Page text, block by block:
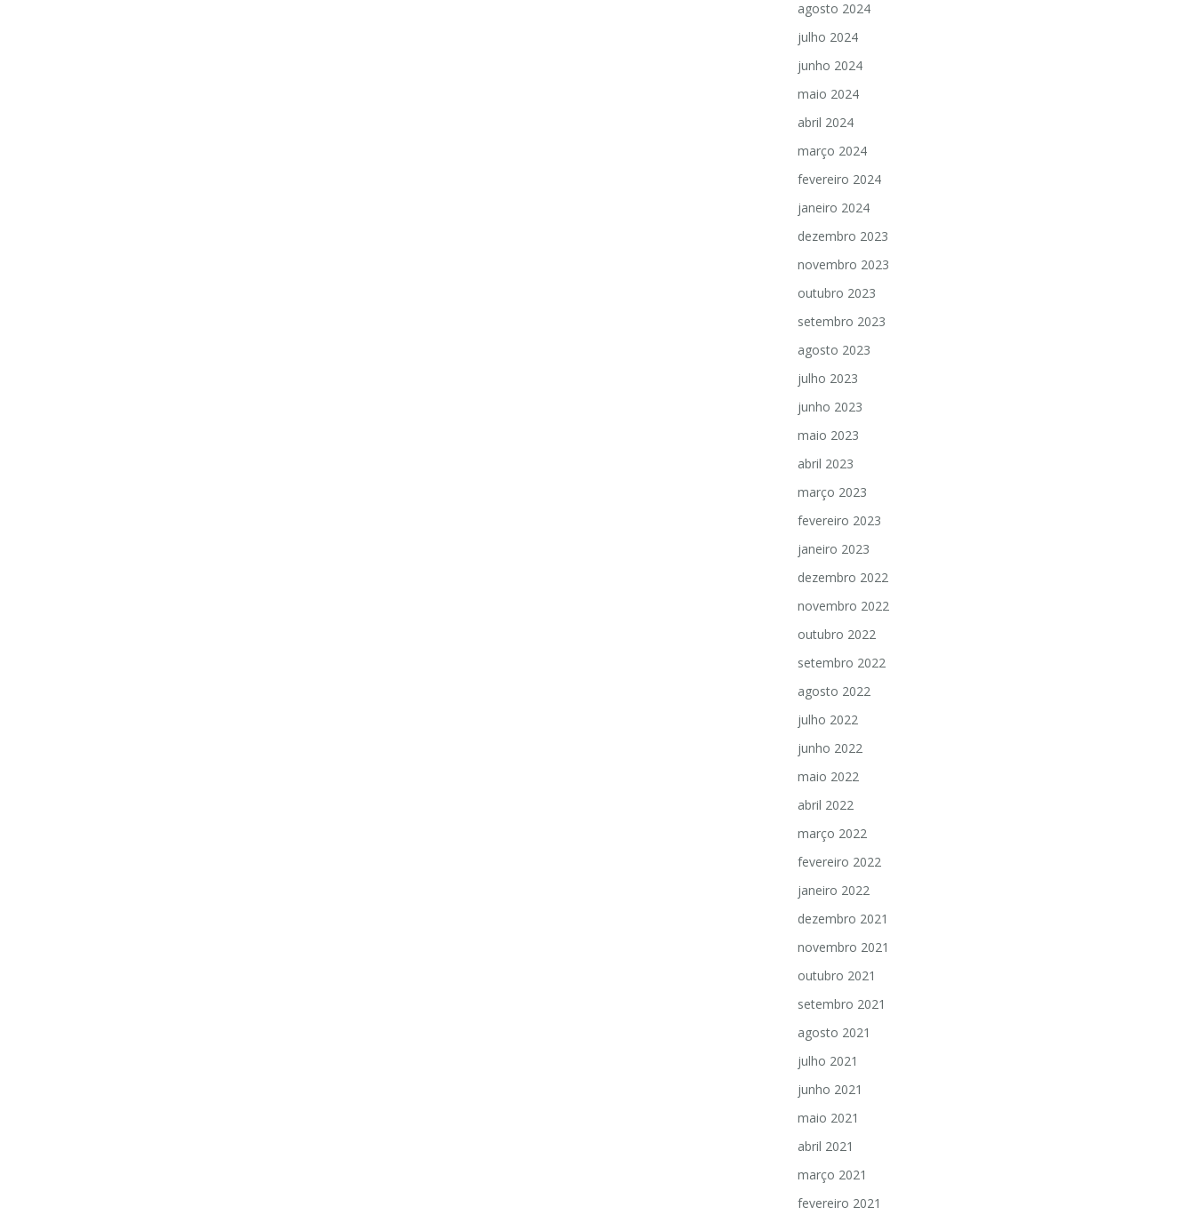
agosto 2024
julho 2024
junho 2024
maio 2024
abril 2024
março 2024
fevereiro 2024
janeiro 2024
dezembro 2023
novembro 2023
outubro 2023
setembro 2023
agosto 2023
julho 2023
junho 2023
maio 2023
abril 2023
março 2023
fevereiro 2023
janeiro 2023
dezembro 2022
novembro 2022
outubro 2022
setembro 2022
agosto 2022
julho 2022
junho 2022
maio 2022
abril 2022
março 2022
fevereiro 2022
janeiro 2022
dezembro 2021
novembro 2021
outubro 2021
setembro 2021
agosto 2021
julho 2021
junho 2021
maio 2021
abril 2021
março 2021
fevereiro 2021